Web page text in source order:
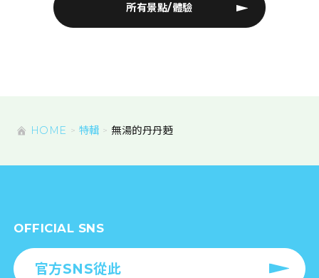
所有景點/體驗
HOME 特輯 無湯的丹丹麪
OFFICIAL SNS
官方SNS從此